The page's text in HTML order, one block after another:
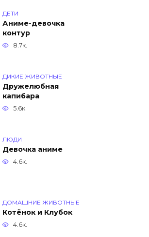
ДЕТИ
Аниме-девочка
контур
8.7к.
ДИКИЕ ЖИВОТНЫЕ
Дружелюбная
капибара
5.6к.
ЛЮДИ
Девочка аниме
4.6к.
ДОМАШНИЕ ЖИВОТНЫЕ
Котёнок и Клубок
4.6к.